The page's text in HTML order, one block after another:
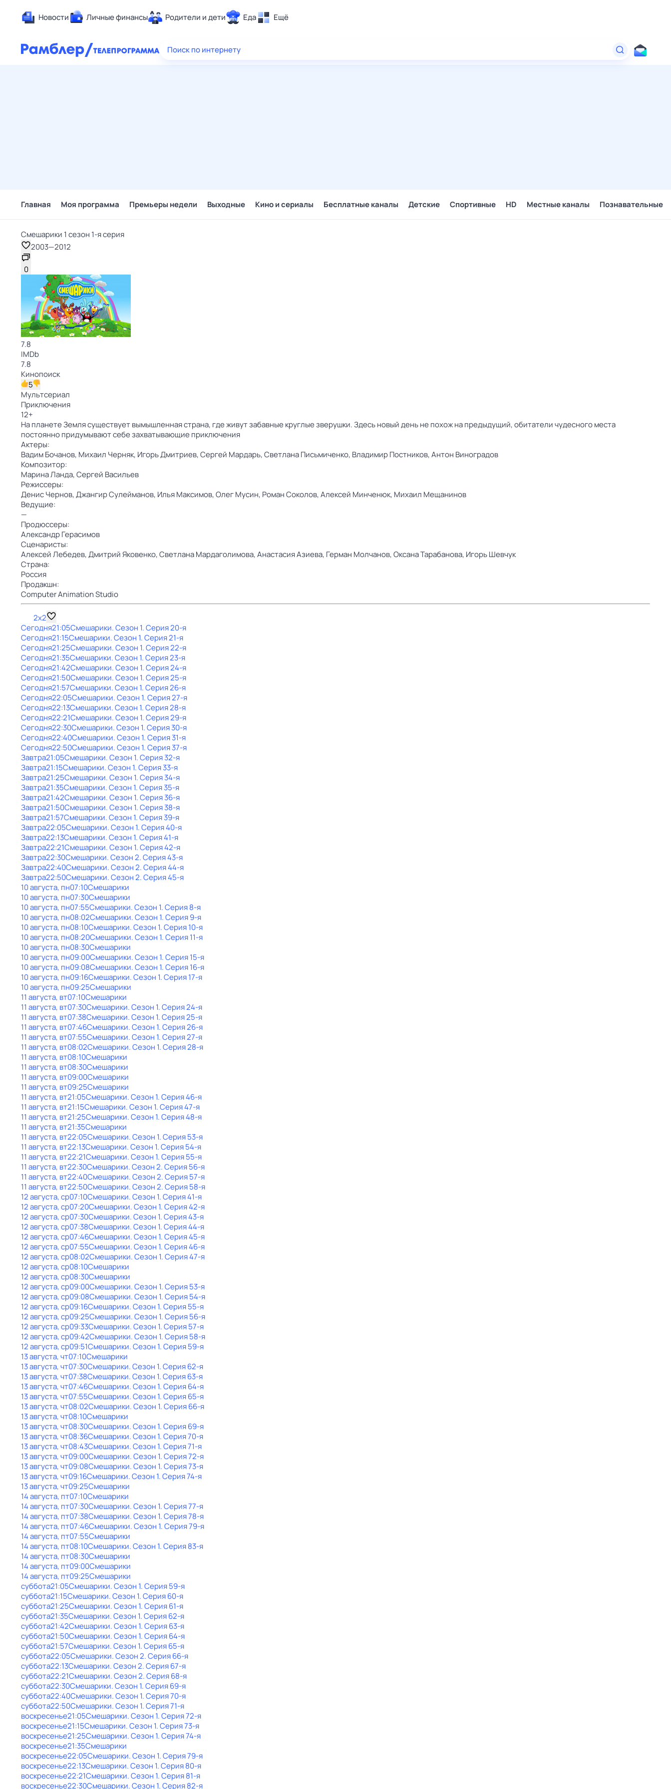
Новости Личные финансы Родители и дети Еда Ещё
Здоровье
Поиск по интернету
Главная Моя программа Премьеры недели Выходные Кино и сериалы Бесплатные каналы Детские Спортивные HD Местные каналы Познавательные
Смешарики 1 сезон 1-я серия
2003—2012
0
7.8
IMDb
7.8
Кинопоиск
5
Мультсериал
Приключения
12+
На планете Земля существует вымышленная страна, где живут забавные круглые зверушки. Здесь новый день не похож на предыдущий, обитатели чудесного места
постоянно придумывают себе захватывающие приключения
Актеры:
Вадим Бочанов, Михаил Черняк, Игорь Дмитриев,Сергей Мардарь,Светлана Письмиченко, Владимир Постников,Антон Виноградов
Композитор:
Марина Ланда,Сергей Васильев
Режиссеры:
Денис Чернов,Джангир Сулейманов, Илья Максимов,Олег Мусин, Роман Соколов,Алексей Минченюк, Михаил Мещанинов
Ведущие:
—
Продюссеры:
Александр Герасимов
Сценаристы:
Алексей Лебедев,Дмитрий Яковенко,Светлана Мардаголимова,Анастасия Азиева, Герман Молчанов,Оксана Тарабанова, Игорь Шевчук
Страна:
Россия
Продакшн:
Computer Animation Studio
2x2
Сегодня21:05Смешарики. Сезон 1. Серия 20-я
Сегодня21:15Смешарики. Сезон 1. Серия 21-я
Сегодня21:25Смешарики. Сезон 1. Серия 22-я
Сегодня21:35Смешарики. Сезон 1. Серия 23-я
Сегодня21:42Смешарики. Сезон 1. Серия 24-я
Сегодня21:50Смешарики. Сезон 1. Серия 25-я
Сегодня21:57Смешарики. Сезон 1. Серия 26-я
Сегодня22:05Смешарики. Сезон 1. Серия 27-я
Сегодня22:13Смешарики. Сезон 1. Серия 28-я
Сегодня22:21Смешарики. Сезон 1. Серия 29-я
Сегодня22:30Смешарики. Сезон 1. Серия 30-я
Сегодня22:40Смешарики. Сезон 1. Серия 31-я
Сегодня22:50Смешарики. Сезон 1. Серия 37-я
Завтра21:05Смешарики. Сезон 1. Серия 32-я
Завтра21:15Смешарики. Сезон 1. Серия 33-я
Завтра21:25Смешарики. Сезон 1. Серия 34-я
Завтра21:35Смешарики. Сезон 1. Серия 35-я
Завтра21:42Смешарики. Сезон 1. Серия 36-я
Завтра21:50Смешарики. Сезон 1. Серия 38-я
Завтра21:57Смешарики. Сезон 1. Серия 39-я
Завтра22:05Смешарики. Сезон 1. Серия 40-я
Завтра22:13Смешарики. Сезон 1. Серия 41-я
Завтра22:21Смешарики. Сезон 1. Серия 42-я
Завтра22:30Смешарики. Сезон 2. Серия 43-я
Завтра22:40Смешарики. Сезон 2. Серия 44-я
Завтра22:50Смешарики. Сезон 2. Серия 45-я
10 августа, пн07:10Смешарики
10 августа, пн07:30Смешарики
10 августа, пн07:55Смешарики. Сезон 1. Серия 8-я
10 августа, пн08:02Смешарики. Сезон 1. Серия 9-я
10 августа, пн08:10Смешарики. Сезон 1. Серия 10-я
10 августа, пн08:20Смешарики. Сезон 1. Серия 11-я
10 августа, пн08:30Смешарики
10 августа, пн09:00Смешарики. Сезон 1. Серия 15-я
10 августа, пн09:08Смешарики. Сезон 1. Серия 16-я
10 августа, пн09:16Смешарики. Сезон 1. Серия 17-я
10 августа, пн09:25Смешарики
11 августа, вт07:10Смешарики
11 августа, вт07:30Смешарики. Сезон 1. Серия 24-я
11 августа, вт07:38Смешарики. Сезон 1. Серия 25-я
11 августа, вт07:46Смешарики. Сезон 1. Серия 26-я
11 августа, вт07:55Смешарики. Сезон 1. Серия 27-я
11 августа, вт08:02Смешарики. Сезон 1. Серия 28-я
11 августа, вт08:10Смешарики
11 августа, вт08:30Смешарики
11 августа, вт09:00Смешарики
11 августа, вт09:25Смешарики
11 августа, вт21:05Смешарики. Сезон 1. Серия 46-я
11 августа, вт21:15Смешарики. Сезон 1. Серия 47-я
11 августа, вт21:25Смешарики. Сезон 1. Серия 48-я
11 августа, вт21:35Смешарики
11 августа, вт22:05Смешарики. Сезон 1. Серия 53-я
11 августа, вт22:13Смешарики. Сезон 1. Серия 54-я
11 августа, вт22:21Смешарики. Сезон 1. Серия 55-я
11 августа, вт22:30Смешарики. Сезон 2. Серия 56-я
11 августа, вт22:40Смешарики. Сезон 2. Серия 57-я
11 августа, вт22:50Смешарики. Сезон 2. Серия 58-я
12 августа, ср07:10Смешарики. Сезон 1. Серия 41-я
12 августа, ср07:20Смешарики. Сезон 1. Серия 42-я
12 августа, ср07:30Смешарики. Сезон 1. Серия 43-я
12 августа, ср07:38Смешарики. Сезон 1. Серия 44-я
12 августа, ср07:46Смешарики. Сезон 1. Серия 45-я
12 августа, ср07:55Смешарики. Сезон 1. Серия 46-я
12 августа, ср08:02Смешарики. Сезон 1. Серия 47-я
12 августа, ср08:10Смешарики
12 августа, ср08:30Смешарики
12 августа, ср09:00Смешарики. Сезон 1. Серия 53-я
12 августа, ср09:08Смешарики. Сезон 1. Серия 54-я
12 августа, ср09:16Смешарики. Сезон 1. Серия 55-я
12 августа, ср09:25Смешарики. Сезон 1. Серия 56-я
12 августа, ср09:33Смешарики. Сезон 1. Серия 57-я
12 августа, ср09:42Смешарики. Сезон 1. Серия 58-я
12 августа, ср09:51Смешарики. Сезон 1. Серия 59-я
13 августа, чт07:10Смешарики
13 августа, чт07:30Смешарики. Сезон 1. Серия 62-я
13 августа, чт07:38Смешарики. Сезон 1. Серия 63-я
13 августа, чт07:46Смешарики. Сезон 1. Серия 64-я
13 августа, чт07:55Смешарики. Сезон 1. Серия 65-я
13 августа, чт08:02Смешарики. Сезон 1. Серия 66-я
13 августа, чт08:10Смешарики
13 августа, чт08:30Смешарики. Сезон 1. Серия 69-я
13 августа, чт08:36Смешарики. Сезон 1. Серия 70-я
13 августа, чт08:43Смешарики. Сезон 1. Серия 71-я
13 августа, чт09:00Смешарики. Сезон 1. Серия 72-я
13 августа, чт09:08Смешарики. Сезон 1. Серия 73-я
13 августа, чт09:16Смешарики. Сезон 1. Серия 74-я
13 августа, чт09:25Смешарики
14 августа, пт07:10Смешарики
14 августа, пт07:30Смешарики. Сезон 1. Серия 77-я
14 августа, пт07:38Смешарики. Сезон 1. Серия 78-я
14 августа, пт07:46Смешарики. Сезон 1. Серия 79-я
14 августа, пт07:55Смешарики
14 августа, пт08:10Смешарики. Сезон 1. Серия 83-я
14 августа, пт08:30Смешарики
14 августа, пт09:00Смешарики
14 августа, пт09:25Смешарики
суббота21:05Смешарики. Сезон 1. Серия 59-я
суббота21:15Смешарики. Сезон 1. Серия 60-я
суббота21:25Смешарики. Сезон 1. Серия 61-я
суббота21:35Смешарики. Сезон 1. Серия 62-я
суббота21:42Смешарики. Сезон 1. Серия 63-я
суббота21:50Смешарики. Сезон 1. Серия 64-я
суббота21:57Смешарики. Сезон 1. Серия 65-я
суббота22:05Смешарики. Сезон 2. Серия 66-я
суббота22:13Смешарики. Сезон 2. Серия 67-я
суббота22:21Смешарики. Сезон 2. Серия 68-я
суббота22:30Смешарики. Сезон 1. Серия 69-я
суббота22:40Смешарики. Сезон 1. Серия 70-я
суббота22:50Смешарики. Сезон 1. Серия 71-я
воскресенье21:05Смешарики. Сезон 1. Серия 72-я
воскресенье21:15Смешарики. Сезон 1. Серия 73-я
воскресенье21:25Смешарики. Сезон 1. Серия 74-я
воскресенье21:35Смешарики
воскресенье22:05Смешарики. Сезон 1. Серия 79-я
воскресенье22:13Смешарики. Сезон 1. Серия 80-я
воскресенье22:21Смешарики. Сезон 1. Серия 81-я
воскресенье22:30Смешарики. Сезон 1. Серия 82-я